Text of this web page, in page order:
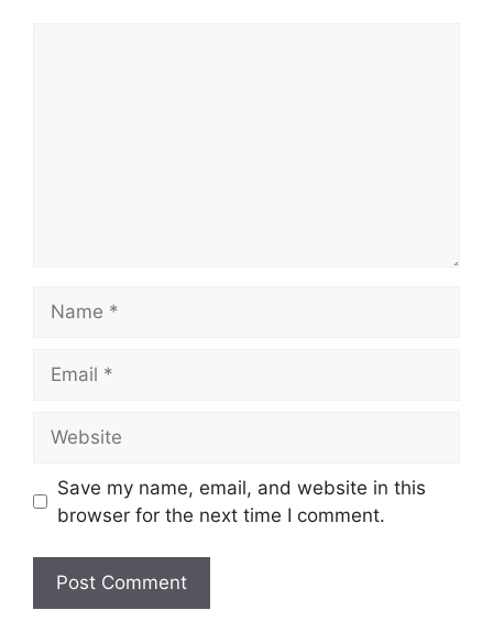
Save my name, email, and website in this
browser for the next time I comment.